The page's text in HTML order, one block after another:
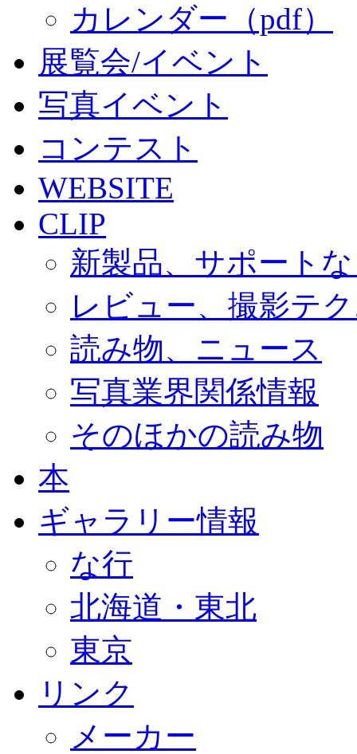
カレンダー（pdf）
展覧会/イベント
写真イベント
コンテスト
WEBSITE
CLIP
新製品、サポート
レビュー、撮影テ
読み物、ニュース
写真業界関係情報
そのほかの読み物
本
ギャラリー情報
な行
北海道・東北
東京
リンク
メーカー